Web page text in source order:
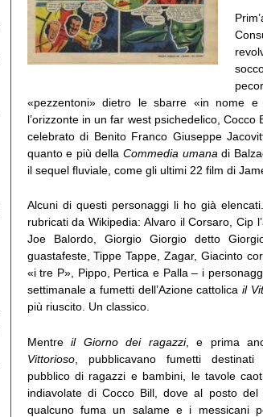
«pezzentoni» dietro le sbarre «in nome
l’orizzonte in un far west psichedelico,
celebrato di Benito Franco Giuseppe
quanto e più della Commedia umana di
il sequel fluviale, come gli ultimi 22 film di
Alcuni di questi personaggi li ho già
rubricati da Wikipedia: Alvaro il Corsaro, Cip
Joe Balordo, Giorgio Giorgio detto
guastafeste, Tippe Tappe, Zagar, Giacinto
«i tre P», Pippo, Pertica e Palla – i
settimanale a fumetti dell’Azione cattolica il
più riuscito. Un classico.
Mentreil Giorno dei ragazzi, e prima
Vittorioso, pubblicavano fumetti
pubblico di ragazzi e bambini, le tavole
indiavolate di Cocco Bill, dove al posto del
qualcuno fuma un salame e i messicani